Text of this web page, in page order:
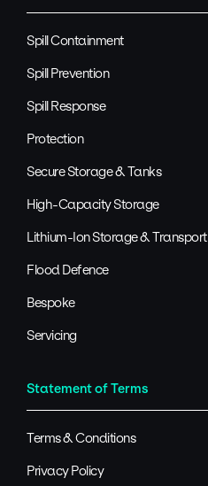
Spill Containment
Spill Prevention
Spill Response
Protection
Secure Storage & Tanks
High-Capacity Storage
Lithium-Ion Storage & Transport
Flood Defence
Bespoke
Servicing
Statement of Terms
Terms & Conditions
Privacy Policy